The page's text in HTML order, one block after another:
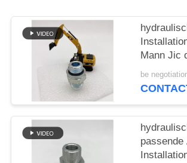
SITEMAP
PRIVACY
Mann Jic
Schlauch-
passende